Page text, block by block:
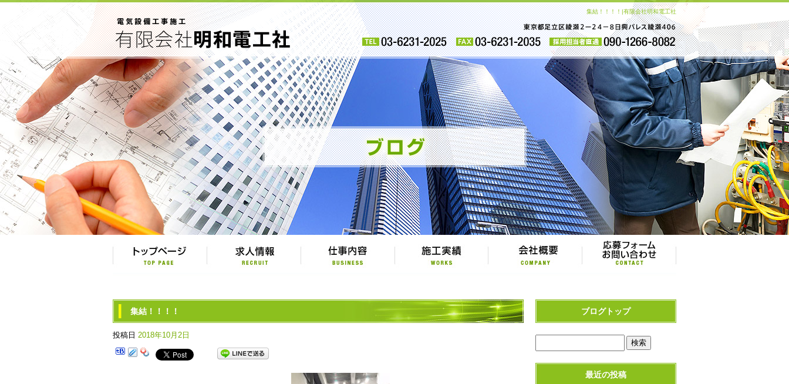
集結！！！！|有限会社明和電工社
集結！！！！
投稿日 2018年10月2日
ブログトップ
最近の投稿